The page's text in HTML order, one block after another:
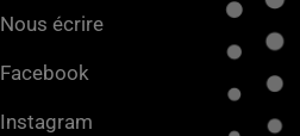
Nous écrire
Facebook
Instagram